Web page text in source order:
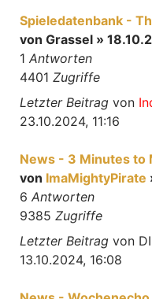
Spieledatenbank -
von Grassel »
1 Antworten
4401 Zugriffe
Letzter Beitrag von
23.10.2024, 11:16
News - 3 Minutes to
von ImaMightyPirate
6 Antworten
9385 Zugriffe
Letzter Beitrag von
13.10.2024, 16:08